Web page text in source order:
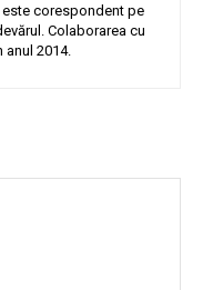
este corespondent pe
Colaborarea cu
2014.